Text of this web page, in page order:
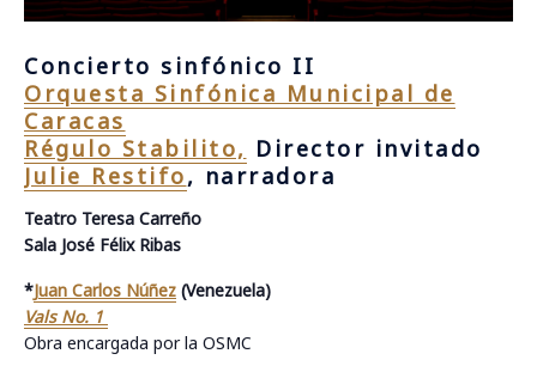
Concierto sinfónico II
Orquesta Sinfónica Municipal de
Caracas
Régulo Stabilito, Director invitado
Julie Restifo, narradora
Teatro Teresa Carreño
Sala José Félix Ribas
*Juan Carlos Núñez (Venezuela)
Vals No. 1
Obra encargada por la OSMC